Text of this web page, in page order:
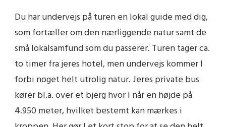
Du har undervejs på turen en lokal guide med dig,
som fortæller om den nærliggende natur samt de
små lokalsamfund som du passerer. Turen tager ca.
to timer fra jeres hotel, men undervejs kommer I
forbi noget helt utrolig natur. Jeres private bus
kører bl.a. over et bjerg hvor I når en højde på
4.950 meter, hvilket bestemt kan mærkes i